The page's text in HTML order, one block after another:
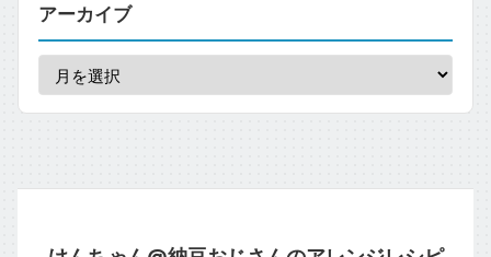
アーカイブ